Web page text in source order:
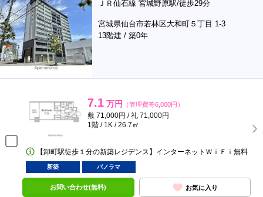
ＪＲ仙石線 宮城野原駅/徒歩29分
宮城県仙台市若林区大和町５丁目 1-3
13階建 / 築0年
7.1 万円 （管理費等6,000円）
敷 71,000円 / 礼 71,000円
1階 / 1K / 26.7㎡
【卸町駅徒歩１分の新築レジデンス】インターネットＷｉＦｉ無料
新築 パノラマ
お問い合わせ(無料) お気に入り